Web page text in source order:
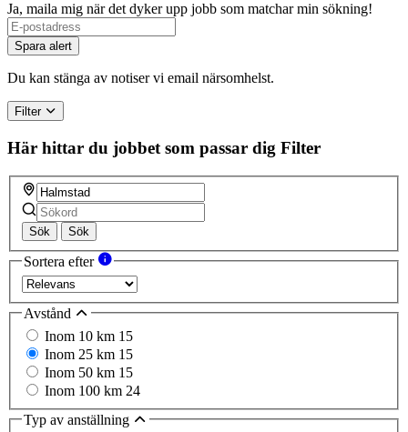
Ja, maila mig när det dyker upp jobb som matchar min sökning!
Spara alert
Du kan stänga av notiser vi email närsomhelst.
Filter
Här hittar du jobbet som passar dig Filter
Sök Sök
Sortera efter
Avstånd
Inom 10 km 15
Inom 25 km 15
Inom 50 km 15
Inom 100 km 24
Typ av anställning